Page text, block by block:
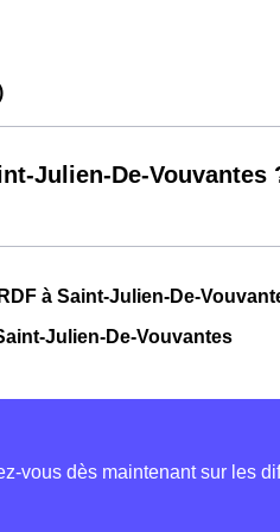
Julien-De-Vouvantes
à Saint-Julien-De-
Julien-De-Vouvantes